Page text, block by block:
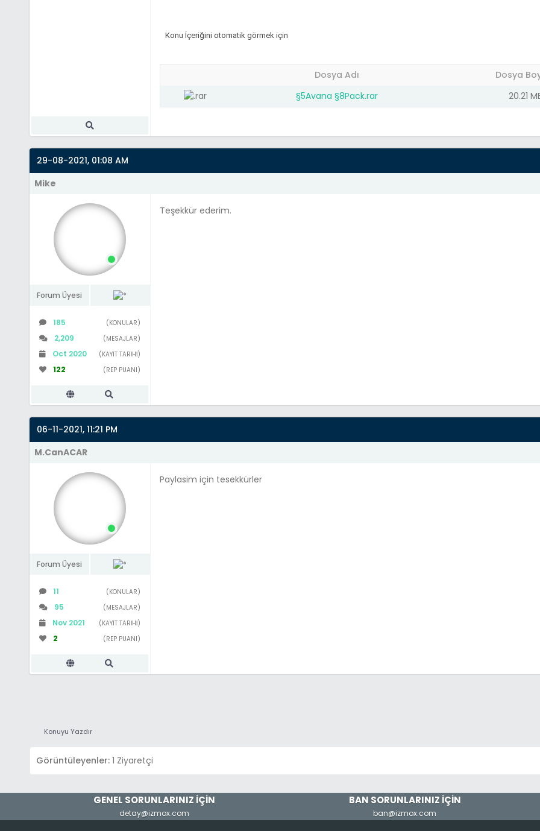
Konu İçeriğini otomatik görmek için
Dosya Adı Dosya
§5Avana §8Pack.rar
20.21
29-08-2021, 01:08 AM
Mike
Forum Üyesi
185 (KONULAR)
2,209 (MESAJLAR)
Oct 2020 (KAYIT TARIHI)
122 (REP PUANI)
Teşekkür ederim.
06-11-2021, 11:21 PM
M.CanACAR
Forum Üyesi
11 (KONULAR)
95 (MESAJLAR)
Nov 2021 (KAYIT TARIHI)
2 (REP PUANI)
Paylasim için tesekkürler
Konuyu Yazdır
Görüntüleyenler: 1 Ziyaretçi
GENEL SORUNLARINIZ İÇİN
detay@izmox.com
BAN SORUNLARINIZ İÇİN
ban@izmox.com